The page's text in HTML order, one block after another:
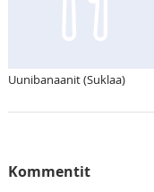
Uunibanaanit (Suklaa)
Kommentit